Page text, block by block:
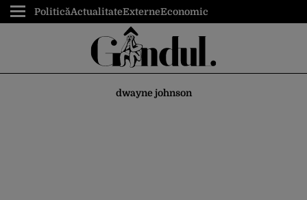
PoliticăActualitateExterneEconomic
dwayne johnson